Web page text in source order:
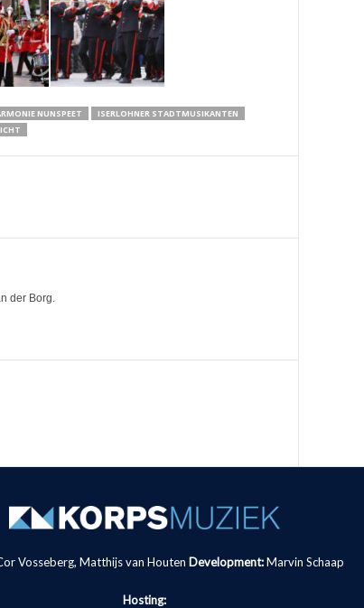
NUNSPEET
ISERLOHNER STADTMUSIKANTEN
der Borg.
Vosseberg, Matthijs van Houten Development:Marvin Schaap
Hosting: